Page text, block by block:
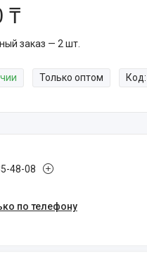
₸
заказ — 2 шт.
Только оптом Код:
48-08
по телефону